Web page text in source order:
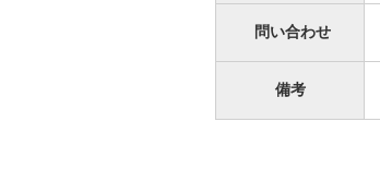
問い合わせ
備考